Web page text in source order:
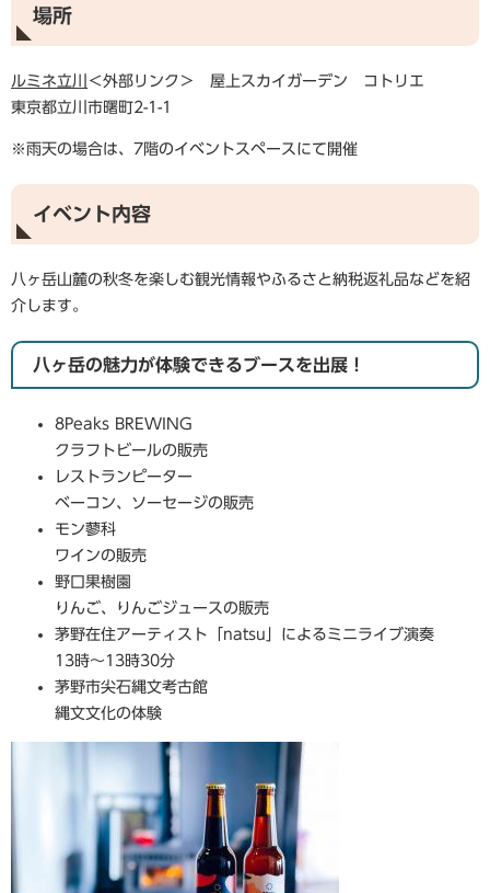
場所
ルミネ立川 ＜外部リンク＞
屋上スカイガーデン コトリエ
東京都立川市曙町2-1-1
※雨天の場合は、7階のイベントスペースにて開催
イベント内容
八ヶ岳山麓の秋冬を楽しむ観光情報やふるさと納税返礼品などを紹
介します。
八ヶ岳の魅力が体験できるブースを出展！
8Peaks BREWING
クラフトビールの販売
レストランピーター
ベーコン、ソーセージの販売
モン蓼科
ワインの販売
野口果樹園
りんご、りんごジュースの販売
茅野在住アーティスト「natsu」によるミニライブ演奏
13時～13時30分
茅野市尖石縄文考古館
縄文文化の体験